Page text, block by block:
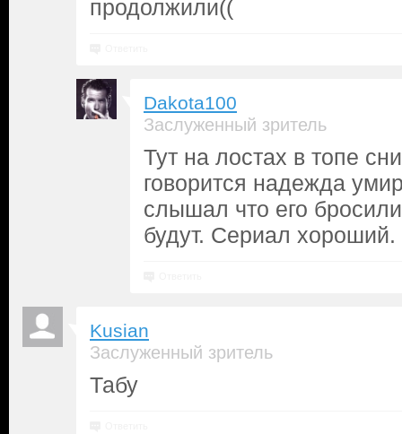
продолжили((
Dakota100
Заслуженный зритель
Тут на лостах в топе
говорится надежда
слышал что его
будут. Сериал хороший.
Kusian
Заслуженный зритель
Табу